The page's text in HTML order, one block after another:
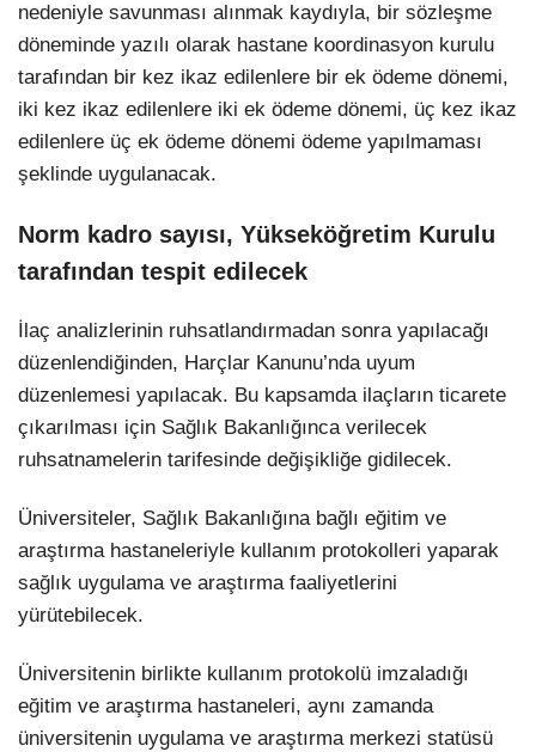
nedeniyle savunması alınmak kaydıyla, bir sözleşme
döneminde yazılı olarak hastane koordinasyon kurulu
tarafından bir kez ikaz edilenlere bir ek ödeme dönemi,
iki kez ikaz edilenlere iki ek ödeme dönemi, üç kez ikaz
edilenlere üç ek ödeme dönemi ödeme yapılmaması
şeklinde uygulanacak.
Norm kadro sayısı, Yükseköğretim Kurulu
tarafından tespit edilecek
İlaç analizlerinin ruhsatlandırmadan sonra yapılacağı
düzenlendiğinden, Harçlar Kanunu’nda uyum
düzenlemesi yapılacak. Bu kapsamda ilaçların ticarete
çıkarılması için Sağlık Bakanlığınca verilecek
ruhsatnamelerin tarifesinde değişikliğe gidilecek.
Üniversiteler, Sağlık Bakanlığına bağlı eğitim ve
araştırma hastaneleriyle kullanım protokolleri yaparak
sağlık uygulama ve araştırma faaliyetlerini
yürütebilecek.
Üniversitenin birlikte kullanım protokolü imzaladığı
eğitim ve araştırma hastaneleri, aynı zamanda
üniversitenin uygulama ve araştırma merkezi statüsü